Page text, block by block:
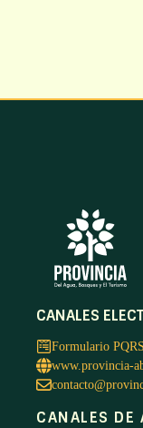
CANALES
Formulario
www.provincia-
CANALES DE